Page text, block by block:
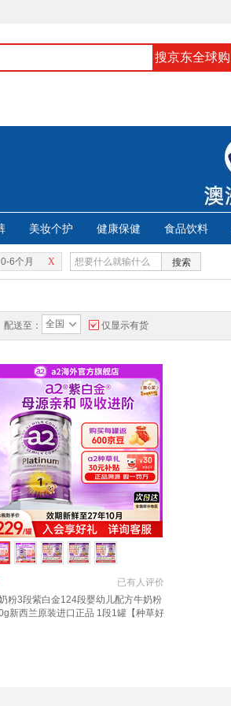
搜京东全球购
美妆个护 健康保健 食品饮料
X
0-6个月 搜索
配送至： 全国 仅显示有货
已有人评价
粉3段紫白金124段婴幼儿配方牛奶粉
新西兰原装进口正品 1段1罐【种草好